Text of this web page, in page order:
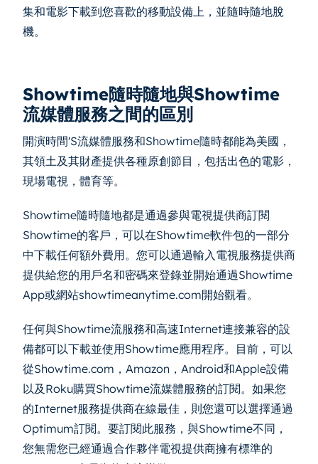
集和電影下載到您喜歡的移動設備上，並隨時隨地脫
機。
Showtime隨時隨地與Showtime
流媒體服務之間的區別
開演時間'S流媒體服務和Showtime隨時都能為美國，
其領土及其財產提供各種原創節目，包括出色的電影，
現場電視，體育等。
Showtime隨時隨地都是通過參與電視提供商訂閱
Showtime的客戶，可以在Showtime軟件包的一部分
中下載任何額外費用。您可以通過輸入電視服務提供商
提供給您的用戶名和密碼來登錄並開始通過Showtime
App或網站showtimeanytime.com開始觀看。
任何與Showtime流服務和高速Internet連接兼容的設
備都可以下載並使用Showtime應用程序。目前，可以
從Showtime.com，Amazon，Android和Apple設備
以及Roku購買Showtime流媒體服務的訂閱。如果您
的Internet服務提供商在線最佳，則您還可以選擇通過
Optimum訂閱。要訂閱此服務，與Showtime不同，
您無需您已經通過合作夥伴電視提供商擁有標準的